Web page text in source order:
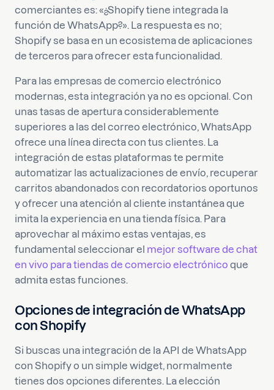
comerciantes es: «¿Shopify tiene integrada la
función de WhatsApp?». La respuesta es no;
Shopify se basa en un ecosistema de aplicaciones
de terceros para ofrecer esta funcionalidad.
Para las empresas de comercio electrónico
modernas, esta integración ya no es opcional. Con
unas tasas de apertura considerablemente
superiores a las del correo electrónico, WhatsApp
ofrece una línea directa con tus clientes. La
integración de estas plataformas te permite
automatizar las actualizaciones de envío, recuperar
carritos abandonados con recordatorios oportunos
y ofrecer una atención al cliente instantánea que
imita la experiencia en una tienda física. Para
aprovechar al máximo estas ventajas, es
fundamental seleccionar el mejor software de chat
en vivo para tiendas de comercio electrónico que
admita estas funciones.
Opciones de integración de WhatsApp
con Shopify
Si buscas una integración de la API de WhatsApp
con Shopify o un simple widget, normalmente
tienes dos opciones diferentes. La elección